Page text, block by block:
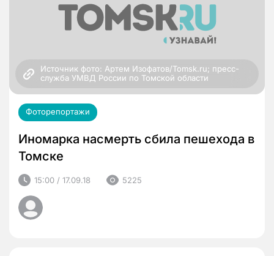
Источник фото: Артем Изофатов/Tomsk.ru; пресс-
служба УМВД России по Томской области
Фоторепортажи
Иномарка насмерть сбила пешехода в
Томске
15:00 / 17.09.18 5225